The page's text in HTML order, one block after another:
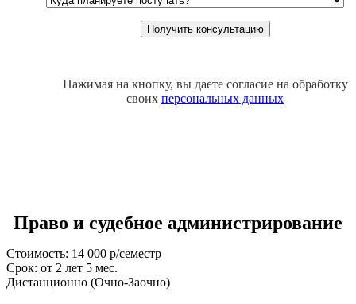
Нажимая на кнопку, вы даете согласие на обработку
своих персональных данных
Право и судебное администрирование
Стоимость: 14 000 р/семестр
Срок: от 2 лет 5 мес.
Дистанционно (Очно-Заочно)